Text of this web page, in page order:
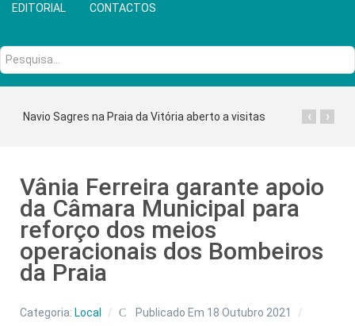
EDITORIAL CONTACTOS
Pesquisa...
Navio Sagres na Praia da Vitória aberto a visitas ›
‹
Vânia Ferreira garante apoio
da Câmara Municipal para
reforço dos meios
operacionais dos Bombeiros
da Praia
Categoria: Local
Publicado Em 18 Outubro 2021